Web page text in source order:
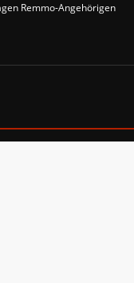
Remmo-Angehörigen